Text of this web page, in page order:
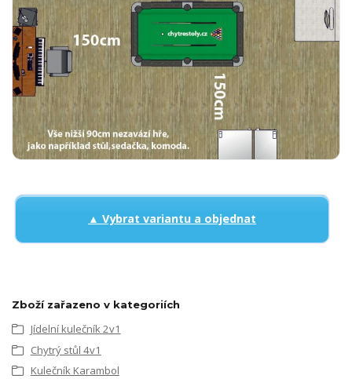
▲ Vybrat variantu a objednat
Zboží zařazeno v kategoriích
Jídelní kulečník 2v1
Chytrý stůl 4v1
Kulečník Karambol